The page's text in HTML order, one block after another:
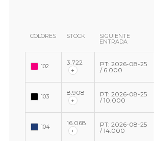
COLORES STOCK SIGUIENTE
ENTRADA
102
3.722
+
PT: 2026-08-25
/ 6.000
103
8.908
+
PT: 2026-08-25
/ 10.000
104
16.068
+
PT: 2026-08-25
/ 14.000